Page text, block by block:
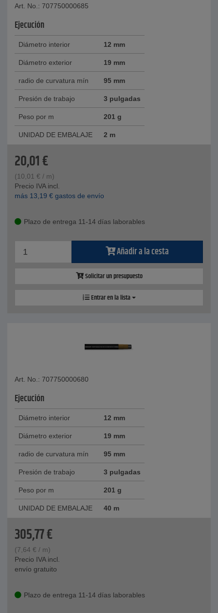
Art. No.: 707750000685
Ejecución
Diámetro interior 12 mm
Diámetro exterior 19 mm
radio de curvatura mín 95 mm
Presión de trabajo 3 pulgadas
Peso por m 201 g
UNIDAD DE EMBALAJE 2 m
20,01€
(10,01 € / m)
Precio IVA incl.
más 13,19 € gastos de envío
Plazo de entrega 11-14 días laborables
Añadir a la cesta
Solicitar un presupuesto
Entrar en la lista
Art. No.: 707750000680
Ejecución
Diámetro interior 12 mm
Diámetro exterior 19 mm
radio de curvatura mín 95 mm
Presión de trabajo 3 pulgadas
Peso por m 201 g
UNIDAD DE EMBALAJE 40 m
305,77€
(7,64 € / m)
Precio IVA incl.
envío gratuito
Plazo de entrega 11-14 días laborables